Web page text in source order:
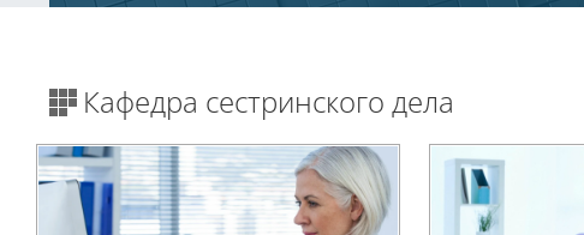
Кафедра сестринского дела